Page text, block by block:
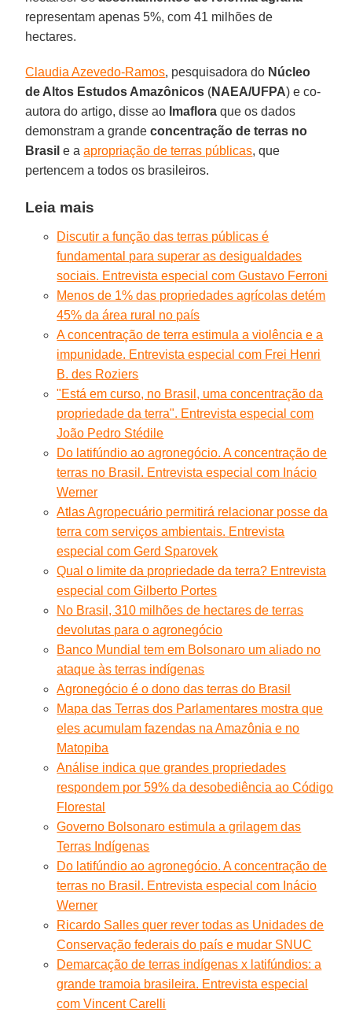
representam apenas 5%, com 41 milhões de
hectares.
Claudia Azevedo-Ramos, pesquisadora do Núcleo
de Altos Estudos Amazônicos (NAEA/UFPA) e co-
autora do artigo, disse ao Imaflora que os dados
demonstram a grandeconcentração de terras no
Brasil e aapropriação de terras públicas, que
pertencem a todos os brasileiros.
Leia mais
Discutir a função das terras públicas é
fundamental para superar as desigualdades
sociais. Entrevista especial com Gustavo Ferroni
Menos de 1% das propriedades agrícolas detém
45% da área rural no país
A concentração de terra estimula a violência e a
impunidade. Entrevista especial com Frei Henri
B. des Roziers
"Está em curso, no Brasil, uma concentração da
propriedade da terra". Entrevista especial com
João Pedro Stédile
Do latifúndio ao agronegócio. A concentração de
terras no Brasil. Entrevista especial com Inácio
Werner
Atlas Agropecuário permitirá relacionar posse da
terra com serviços ambientais. Entrevista
especial com Gerd Sparovek
Qual o limite da propriedade da terra? Entrevista
especial com Gilberto Portes
No Brasil, 310 milhões de hectares de terras
devolutas para o agronegócio
Banco Mundial tem em Bolsonaro um aliado no
ataque às terras indígenas
Agronegócio é o dono das terras do Brasil
Mapa das Terras dos Parlamentares mostra que
eles acumulam fazendas na Amazônia e no
Matopiba
Análise indica que grandes propriedades
respondem por 59% da desobediência ao Código
Florestal
Governo Bolsonaro estimula a grilagem das
Terras Indígenas
Do latifúndio ao agronegócio. A concentração de
terras no Brasil. Entrevista especial com Inácio
Werner
Ricardo Salles quer rever todas as Unidades de
Conservação federais do país e mudar SNUC
Demarcação de terras indígenas x latifúndios: a
grande tramoia brasileira. Entrevista especial
com Vincent Carelli